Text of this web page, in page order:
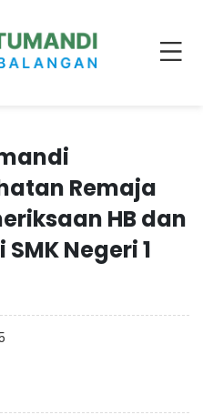
Remaja
HB dan
Negeri 1